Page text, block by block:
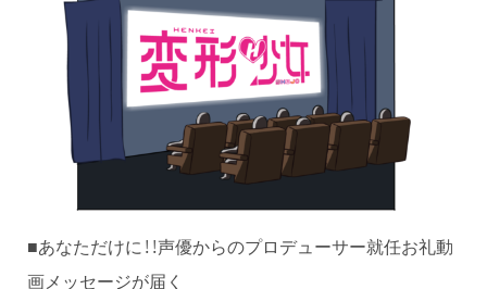
■あなただけに！！声優からのプロデューサー就任お礼動
画メッセージが届く